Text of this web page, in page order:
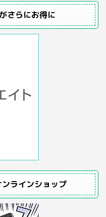
さらにお得に
ラインショップ